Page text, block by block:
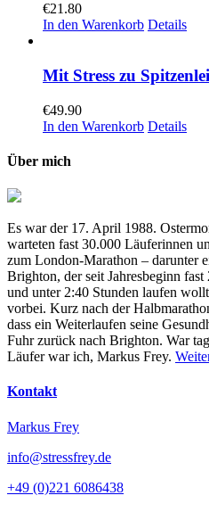
€21.80
In den Warenkorb Details
Mit Stress zu
€49.90
In den Warenkorb Details
Über mich
Es war der 17. April 1988.
warteten fast 30.000 Läuferinnen
zum London-Marathon – darunter
Brighton, der seit Jahresbeginn
und unter 2:40 Stunden laufen
vorbei. Kurz nach der
dass ein Weiterlaufen seine
Fuhr zurück nach Brighton. War
Läufer war ich, Markus Frey.
Kontakt
Markus Frey
info@stressfrey.de
+49 (0)221 6086438